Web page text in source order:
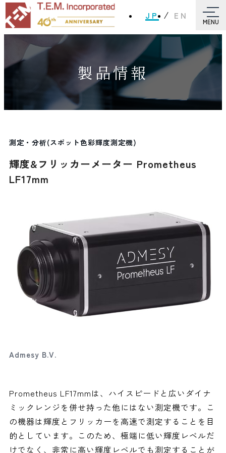
JP EN
MENU
製品情報
測定・分析(スポット色彩輝度測定機)
輝度&フリッカーメーター Prometheus
LF17mm
Admesy B.V.
Prometheus LF17mmは、ハイスピードと広いダイナ
ミックレンジを併せ持った他にはない測定機です。こ
の機器は輝度とフリッカーを高速で測定することを目
的としています。このため、極端に低い輝度レベルだ
けでなく、非常に高い輝度レベルでも測定することが